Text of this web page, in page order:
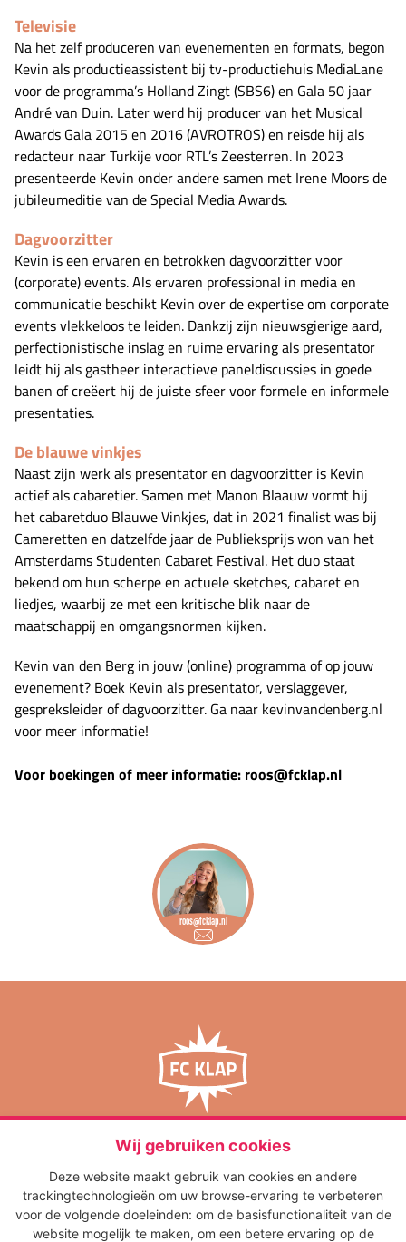
Wij gebruiken cookies
Deze website maakt gebruik van cookies en andere
trackingtechnologieën om uw browse-ervaring te verbeteren
voor de volgende doeleinden: om de basisfunctionaliteit van de
website mogelijk te maken, om een betere ervaring op de
Televisie
Na het zelf produceren van evenementen en formats, begon
Kevin als productieassistent bij tv-productiehuis MediaLane
voor de programma’s Holland Zingt (SBS6) en Gala 50 jaar
André van Duin. Later werd hij producer van het Musical
Awards Gala 2015 en 2016 (AVROTROS) en reisde hij als
redacteur naar Turkije voor RTL’s Zeesterren. In 2023
presenteerde Kevin onder andere samen met Irene Moors de
jubileumeditie van de Special Media Awards.
Dagvoorzitter
Kevin is een ervaren en betrokken dagvoorzitter voor
(corporate) events. Als ervaren professional in media en
communicatie beschikt Kevin over de expertise om corporate
events vlekkeloos te leiden. Dankzij zijn nieuwsgierige aard,
perfectionistische inslag en ruime ervaring als presentator
leidt hij als gastheer interactieve paneldiscussies in goede
banen of creëert hij de juiste sfeer voor formele en informele
presentaties.
De blauwe vinkjes
Naast zijn werk als presentator en dagvoorzitter is Kevin
actief als cabaretier. Samen met Manon Blaauw vormt hij
het cabaretduo Blauwe Vinkjes, dat in 2021 finalist was bij
Cameretten en datzelfde jaar de Publieksprijs won van het
Amsterdams Studenten Cabaret Festival. Het duo staat
bekend om hun scherpe en actuele sketches, cabaret en
liedjes, waarbij ze met een kritische blik naar de
maatschappij en omgangsnormen kijken.
Kevin van den Berg in jouw (online) programma of op jouw
evenement? Boek Kevin als presentator, verslaggever,
gespreksleider of dagvoorzitter. Ga naar kevinvandenberg.nl
voor meer informatie!
Voor boekingen of meer informatie: roos@fcklap.nl
roos@fcklap.nl
media op maat
‘s-Gravelandseweg 65
info@fcklap.nl
035 - 621 01 50
NIEUWS